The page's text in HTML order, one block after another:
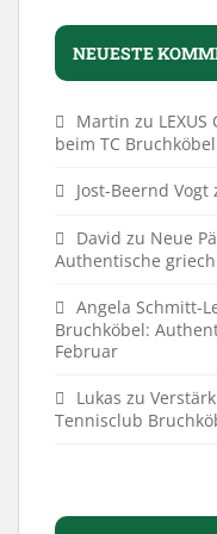
NEUESTE
Martin zu
beim TC Bruchköbel
Jost-Beernd Vogt
David zu Neue
Authentische
Angela Schmitt-
Bruchköbel:
Februar
Lukas zu
Tennisclub